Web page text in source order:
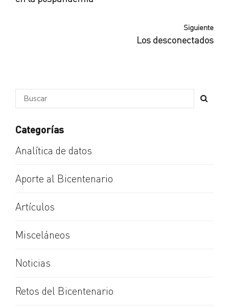
Siguiente
Los desconectados
Categorías
Analítica de datos
Aporte al Bicentenario
Artículos
Misceláneos
Noticias
Retos del Bicentenario